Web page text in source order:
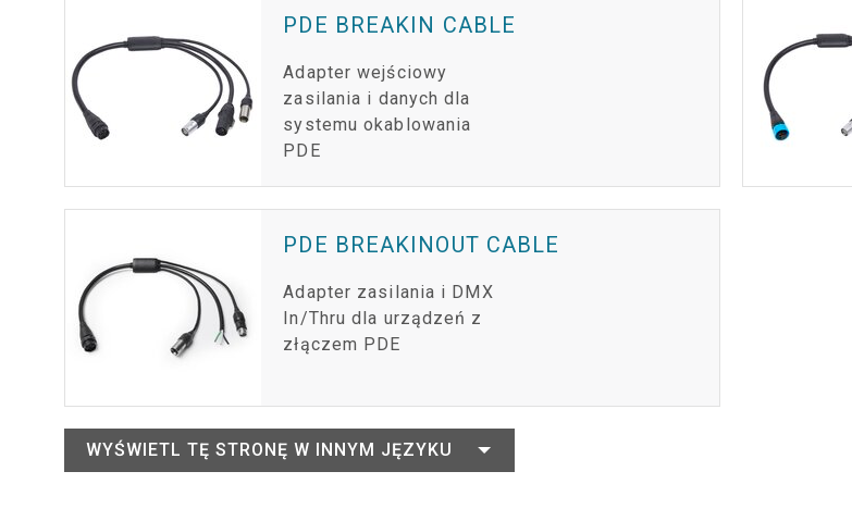
PDE BREAKIN CABLE
Adapter wejściowy
zasilania i danych dla
systemu okablowania
PDE
PDE BREAKINOUT CABLE
Adapter zasilania i DMX
In/Thru dla urządzeń z
złączem PDE
WYŚWIETL TĘ STRONĘ W INNYM JĘZYKU